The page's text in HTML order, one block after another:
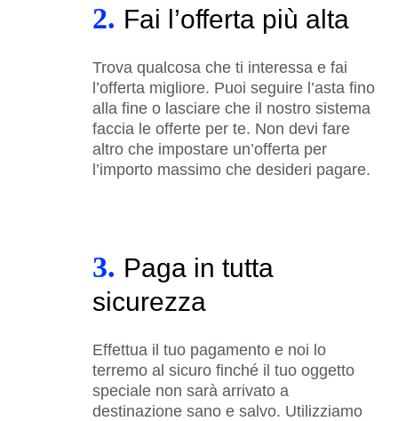
2. Fai l’offerta più alta
Trova qualcosa che ti interessa e fai
l’offerta migliore. Puoi seguire l’asta fino
alla fine o lasciare che il nostro sistema
faccia le offerte per te. Non devi fare
altro che impostare un’offerta per
l’importo massimo che desideri pagare.
3. Paga in tutta
sicurezza
Effettua il tuo pagamento e noi lo
terremo al sicuro finché il tuo oggetto
speciale non sarà arrivato a
destinazione sano e salvo. Utilizziamo